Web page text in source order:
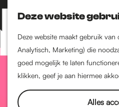
Deze website
Deze website maakt gebruik van
Analytisch, Marketing) die
goed mogelijk te laten
klikken, geef je aan hiermee
Alles
Z
o
e
k
e
K
a
a
r
t
M
e
n
Historie
De